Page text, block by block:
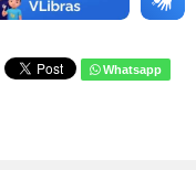
Whatsapp